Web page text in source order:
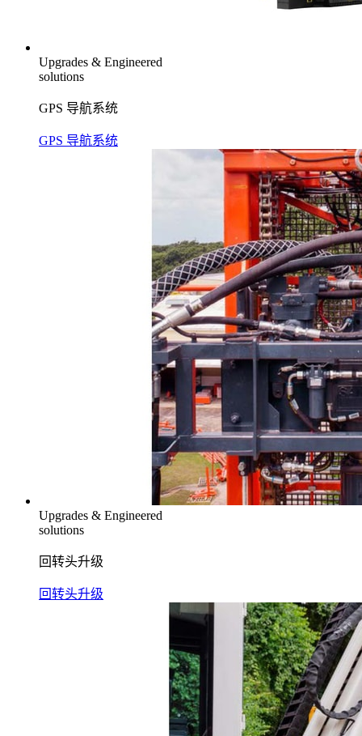
Upgrades & Engineered
solutions
GPS 导航系统
GPS 导航系统
Upgrades & Engineered
solutions
回转头升级
回转头升级